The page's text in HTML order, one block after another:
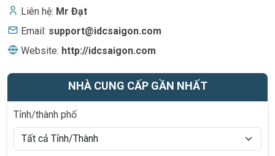
Liên hệ: Mr Đạt
Email: support@idcsaigon.com
Website: http://idcsaigon.com
NHÀ CUNG CẤP GẦN NHẤT
Tỉnh/thành phố